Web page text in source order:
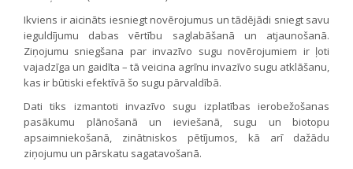
Ikviens ir aicināts iesniegt novērojumus un tādējādi sniegt savu
ieguldījumu dabas vērtību saglabāšanā un atjaunošanā.
Ziņojumu sniegšana par invazīvo sugu novērojumiem ir ļoti
vajadzīga un gaidīta – tā veicina agrīnu invazīvo sugu atklāšanu,
kas ir būtiski efektīvā šo sugu pārvaldībā.
Dati tiks izmantoti invazīvo sugu izplatības ierobežošanas
pasākumu plānošanā un ieviešanā, sugu un biotopu
apsaimniekošanā, zinātniskos pētījumos, kā arī dažādu
ziņojumu un pārskatu sagatavošanā.